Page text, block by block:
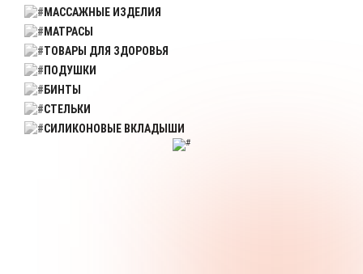
МАССАЖНЫЕ ИЗДЕЛИЯ
МАТРАСЫ
ТОВАРЫ ДЛЯ ЗДОРОВЬЯ
ПОДУШКИ
БИНТЫ
СТЕЛЬКИ
СИЛИКОНОВЫЕ ВКЛАДЫШИ